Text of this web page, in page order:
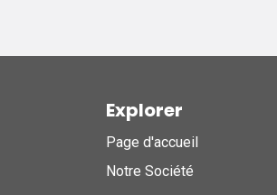
Explorer
Page d'accueil
Notre Société